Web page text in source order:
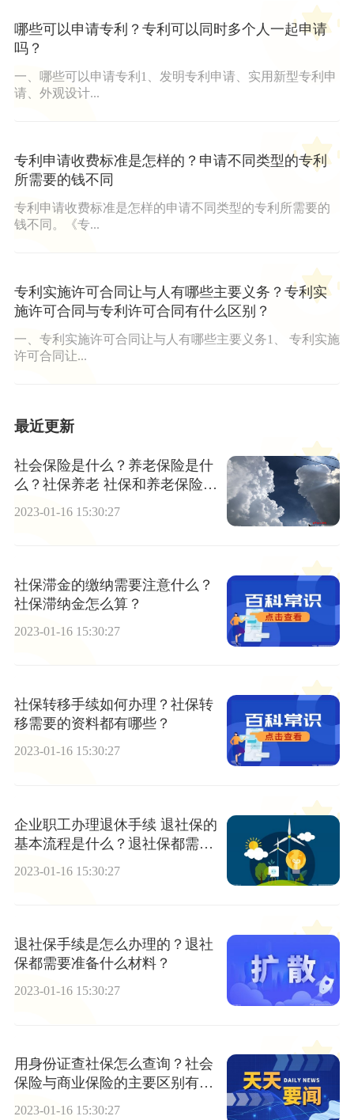
哪些可以申请专利？专利可以同时多个人一起申请
吗？
一、哪些可以申请专利1、发明专利申请、实用新型专利申
请、外观设计...
专利申请收费标准是怎样的？申请不同类型的专利
所需要的钱不同
专利申请收费标准是怎样的申请不同类型的专利所需要的
钱不同。《专...
专利实施许可合同让与人有哪些主要义务？专利实
施许可合同与专利许可合同有什么区别？
一、专利实施许可合同让与人有哪些主要义务1、 专利实施
许可合同让...
最近更新
社会保险是什么？养老保险是什
么？社保养老 社保和养老保险区
2023-01-16 15:30:27
社保滞金的缴纳需要注意什么？
社保滞纳金怎么算？
2023-01-16 15:30:27
社保转移手续如何办理？社保转
移需要的资料都有哪些？
2023-01-16 15:30:27
企业职工办理退休手续 退社保的
基本流程是什么？退社保都需要
2023-01-16 15:30:27
退社保手续是怎么办理的？退社
保都需要准备什么材料？
2023-01-16 15:30:27
用身份证查社保怎么查询？社会
保险与商业保险的主要区别有哪
些？
2023-01-16 15:30:27